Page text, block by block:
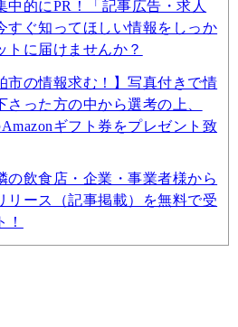
中的にPR！「記事広告・求人
すぐ知ってほしい情報をしっか
トに届けませんか？
市の情報求む！】写真付きで情
さった方の中から選考の上、
ギフト券をプレゼント致
の飲食店・企業・事業者様から
リース（記事掲載）を無料で受
！